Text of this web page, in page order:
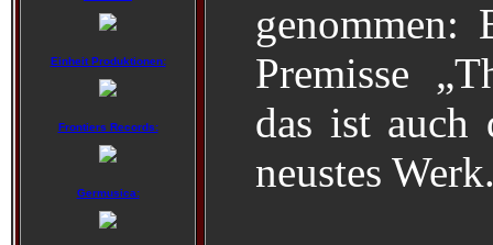
Einheit Produktionen:
Frontiers Records:
Germusica:
Premisse
das ist auch
neustes